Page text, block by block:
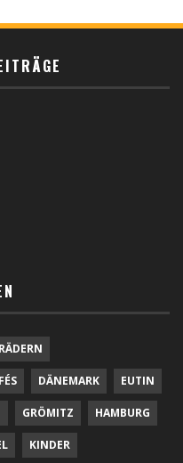
DÄNEMARK EUTIN
GRÖMITZ HAMBURG
KINDER